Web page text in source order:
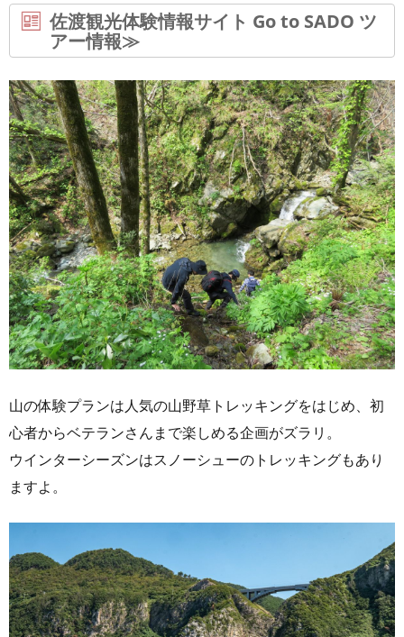
佐渡観光体験情報サイト Go to SADO ツ
アー情報≫
山の体験プランは人気の山野草トレッキングをはじめ、初
心者からベテランさんまで楽しめる企画がズラリ。
ウインターシーズンはスノーシューのトレッキングもあり
ますよ。